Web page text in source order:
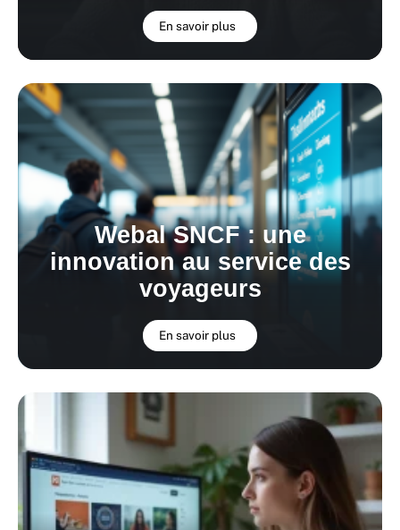
En savoir plus
Webal SNCF : une
innovation au service des
voyageurs
En savoir plus